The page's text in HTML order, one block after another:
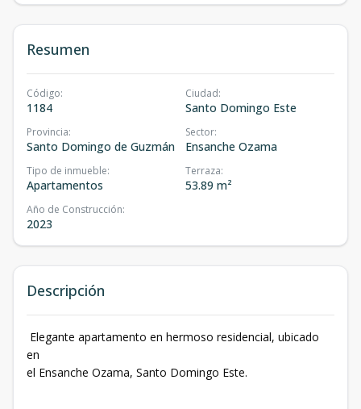
Resumen
Código:
1184
Ciudad:
Santo Domingo Este
Provincia:
Santo Domingo de Guzmán
Sector:
Ensanche Ozama
Tipo de inmueble:
Apartamentos
Terraza:
53.89 m²
Año de Construcción:
2023
Descripción
Elegante apartamento en hermoso residencial, ubicado
en
el Ensanche Ozama, Santo Domingo Este.